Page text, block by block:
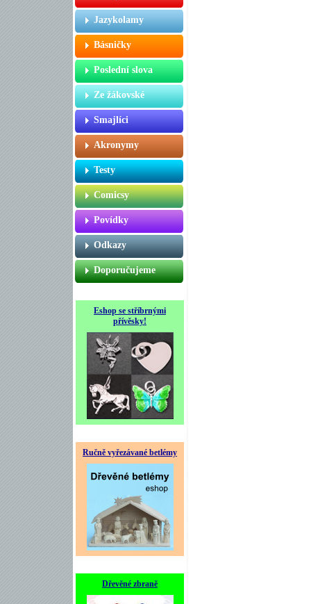
Jazykolamy
Básničky
Poslední slova
Ze žákovské
Smajlíci
Akronymy
Testy
Comicsy
Povídky
Odkazy
Doporučujeme
Eshop se stříbrnými
přívěsky!
Ručně vyřezávané betlémy
Dřevěné zbraně